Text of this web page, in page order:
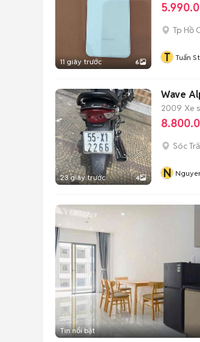
11 giây trước 6
Tp Hồ
T Tuấn
23 giây trước 4
Wave
2009 Xe
Sóc
N
Tin nổi bật